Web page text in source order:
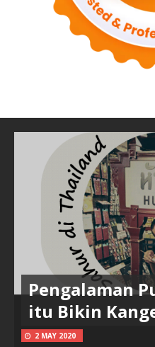
Pengalaman
itu Bikin
2 MAY 2020